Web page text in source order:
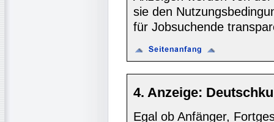
sie den
für Jobsuchende
4. Anzeige:
Egal ob Anfänger,